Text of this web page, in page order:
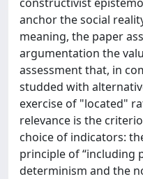
anchor the social
meaning, the paper
argumentation the
assessment that, in
studded with
exercise of "located"
relevance is the
choice of indicators:
principle of “including
determinism and the